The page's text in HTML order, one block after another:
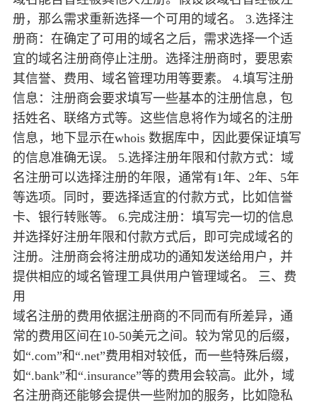
册，那么需求重新选择一个可用的域名。 3.选择注
册商：在确定了可用的域名之后，需求选择一个适
宜的域名注册商停止注册。选择注册商时，要思索
其信誉、费用、域名管理功用等要素。 4.填写注册
信息：注册商会要求填写一些基本的注册信息，包
括姓名、联络方式等。这些信息将作为域名的注册
信息，地下显示在whois 数据库中，因此要保证填写
的信息准确无误。 5.选择注册年限和付款方式：域
名注册可以选择注册的年限，通常有1年、2年、5年
等选项。同时，要选择适宜的付款方式，比如信誉
卡、银行转账等。 6.完成注册：填写完一切的信息
并选择好注册年限和付款方式后，即可完成域名的
注册。注册商会将注册成功的通知发送给用户，并
提供相应的域名管理工具供用户管理域名。 三、费
用
域名注册的费用依据注册商的不同而有所差异，通
常的费用区间在10-50美元之间。较为常见的后缀，
如“.com”和“.net”费用相对较低，而一些特殊后缀，
如“.bank”和“.insurance”等的费用会较高。此外，域
名注册商还能够会提供一些附加的服务，比如隐私